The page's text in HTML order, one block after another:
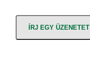
ÍRJ EGY ÜZENETET